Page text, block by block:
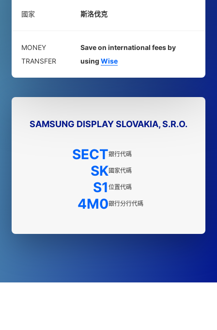
國家 斯洛伐克
MONEY
TRANSFER
Save on international fees by
using Wise
SAMSUNG DISPLAY SLOVAKIA, S.R.O.
SECT銀行代碼
SK國家代碼
S1 位置代碼
4M0銀行分行代碼